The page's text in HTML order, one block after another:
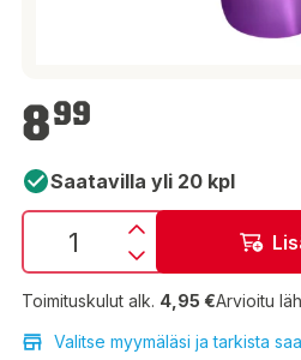
8,99 €
899
Saatavilla yli 20 kpl
Toimituskulut alk. 4,95 €Arvioitu
Valitse myymäläsi ja tarkista